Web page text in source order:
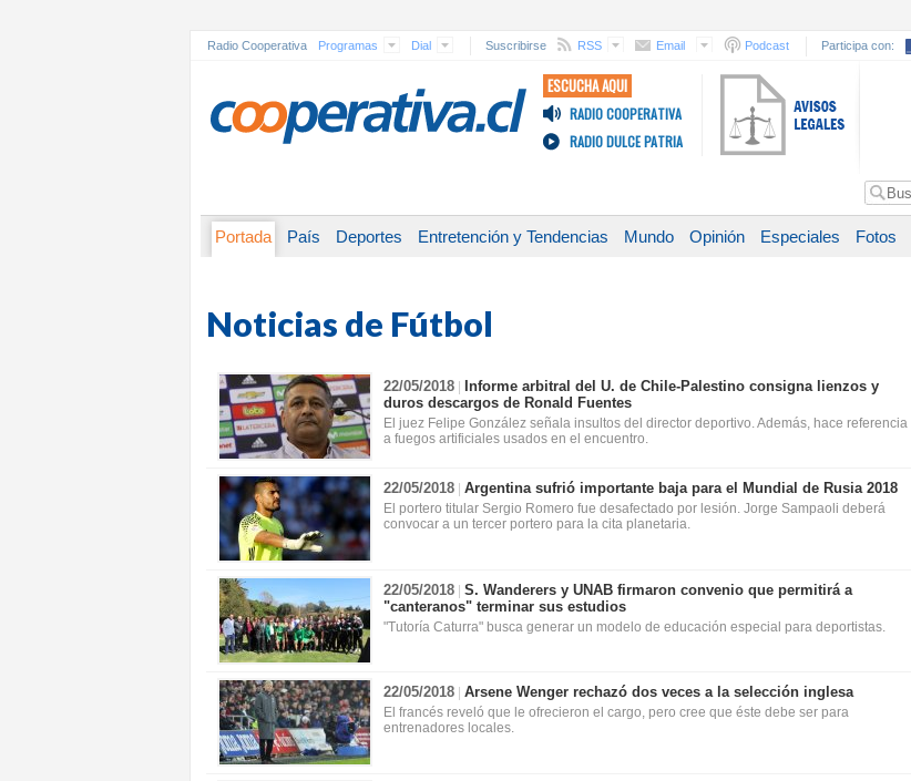
Radio Cooperativa Programas Dial Suscribirse RSS Email Podcast Participa con:
ESCUCHA AQUI
RADIO COOPERATIVA
RADIO DULCE PATRIA
Portada País Deportes Entretención y Tendencias Mundo Opinión Especiales Fotos
Noticias de Fútbol
22/05/2018
Informe arbitral del U. de Chile-Palestino consigna lienzos y
duros descargos de Ronald Fuentes
El juez Felipe González señala insultos del director deportivo. Además, hace referencia
a fuegos artificiales usados en el encuentro.
22/05/2018 Argentina sufrió importante baja para el Mundial de Rusia 2018
El portero titular Sergio Romero fue desafectado por lesión. Jorge Sampaoli deberá
convocar a un tercer portero para la cita planetaria.
22/05/2018 S. Wanderers y UNAB firmaron convenio que permitirá a
"canteranos" terminar sus estudios
"Tutoría Caturra" busca generar un modelo de educación especial para deportistas.
22/05/2018 Arsene Wenger rechazó dos veces a la selección inglesa
El francés reveló que le ofrecieron el cargo, pero cree que éste debe ser para
entrenadores locales.